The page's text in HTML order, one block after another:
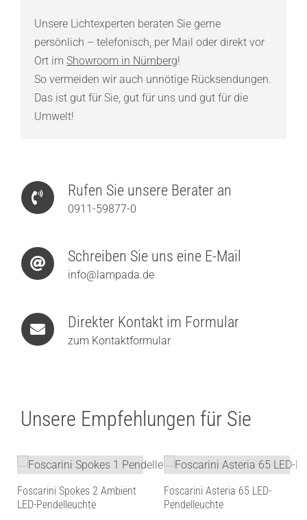
Unsere Lichtexperten beraten Sie gerne
persönlich – telefonisch, per Mail oder direkt vor
Ort im Showroom in Nürnberg!
So vermeiden wir auch unnötige Rücksendungen.
Das ist gut für Sie, gut für uns und gut für die
Umwelt!
Rufen Sie unsere Berater an
0911-59877-0
Schreiben Sie uns eine E-Mail
info@lampada.de
Direkter Kontakt im Formular
zum Kontaktformular
Unsere Empfehlungen für Sie
Foscarini Spokes 2 Ambient
LED-Pendelleuchte
Foscarini Asteria 65 LED-
Pendelleuchte